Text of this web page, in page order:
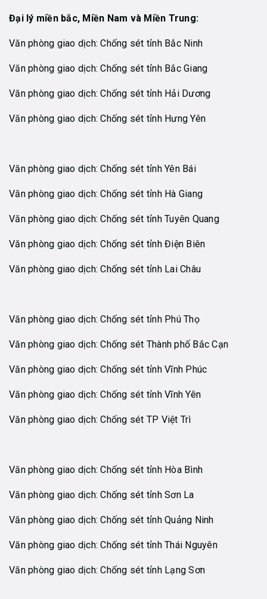
Đại lý miền bắc, Miền Nam và Miền Trung:
Văn phòng giao dịch: Chống sét tỉnh Bắc Ninh
Văn phòng giao dịch: Chống sét tỉnh Bắc Giang
Văn phòng giao dịch: Chống sét tỉnh Hải Dương
Văn phòng giao dịch: Chống sét tỉnh Hưng Yên
Văn phòng giao dịch: Chống sét tỉnh Yên Bái
Văn phòng giao dịch: Chống sét tỉnh Hà Giang
Văn phòng giao dịch: Chống sét tỉnh Tuyên Quang
Văn phòng giao dịch: Chống sét tỉnh Điện Biên
Văn phòng giao dịch: Chống sét tỉnh Lai Châu
Văn phòng giao dịch: Chống sét tỉnh Phú Thọ
Văn phòng giao dịch: Chống sét Thành phố Bắc Cạn
Văn phòng giao dịch: Chống sét tỉnh Vĩnh Phúc
Văn phòng giao dịch: Chống sét tỉnh Vĩnh Yên
Văn phòng giao dịch: Chống sét TP Việt Trì
Văn phòng giao dịch: Chống sét tỉnh Hòa Bình
Văn phòng giao dịch: Chống sét tỉnh Sơn La
Văn phòng giao dịch: Chống sét tỉnh Quảng Ninh
Văn phòng giao dịch: Chống sét tỉnh Thái Nguyên
Văn phòng giao dịch: Chống sét tỉnh Lạng Sơn